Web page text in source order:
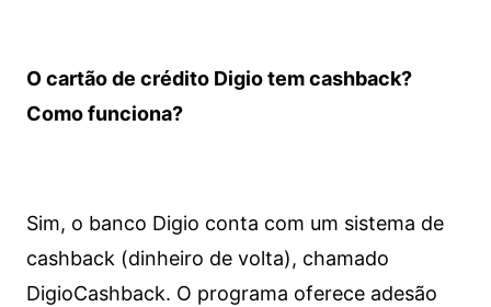
O cartão de crédito Digio tem cashback?
Como funciona?
Sim, o banco Digio conta com um sistema de
cashback (dinheiro de volta), chamado
DigioCashback. O programa oferece adesão